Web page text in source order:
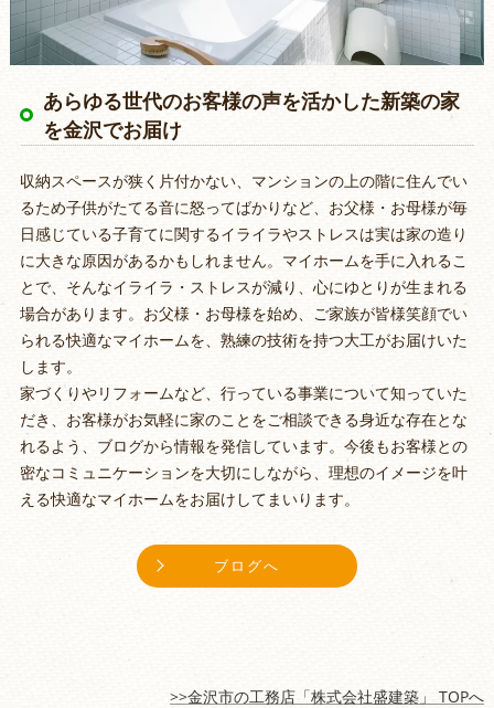
あらゆる世代のお客様の声を活かした新築の家
を金沢でお届け
収納スペースが狭く片付かない、マンションの上の階に住んでい
るため子供がたてる音に怒ってばかりなど、お父様・お母様が毎
日感じている子育てに関するイライラやストレスは実は家の造り
に大きな原因があるかもしれません。マイホームを手に入れるこ
とで、そんなイライラ・ストレスが減り、心にゆとりが生まれる
場合があります。お父様・お母様を始め、ご家族が皆様笑顔でい
られる快適なマイホームを、熟練の技術を持つ大工がお届けいた
します。
家づくりやリフォームなど、行っている事業について知っていた
だき、お客様がお気軽に家のことをご相談できる身近な存在とな
れるよう、ブログから情報を発信しています。今後もお客様との
密なコミュニケーションを大切にしながら、理想のイメージを叶
える快適なマイホームをお届けしてまいります。
ブログへ
>>金沢市の工務店「株式会社盛建築」 TOPへ